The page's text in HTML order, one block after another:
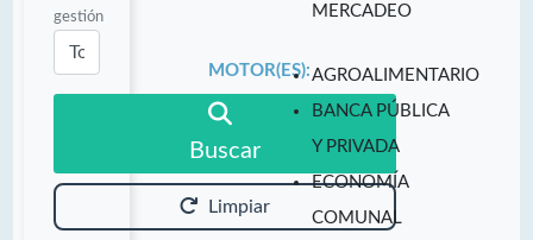
gestión
Buscar
Limpiar
MERCADEO
MOTOR(ES):AGROALIMENTARIO
BANCA PÚBLICA
Y PRIVADA
ECONOMÍA
COMUNAL